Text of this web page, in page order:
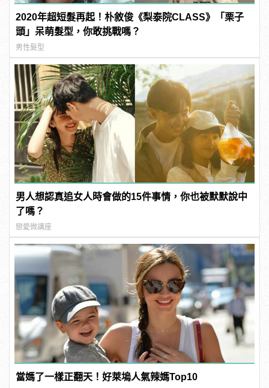
2020年超短髮再起！朴敘俊《梨泰院CLASS》「栗子
頭」呆萌髮型，你敢挑戰嗎？
男性髮型
男人想認真追女人時會做的15件事情，你也被默默說中
了嗎？
戀愛微講座
當媽了一樣正翻天！好萊塢人氣辣媽Top10